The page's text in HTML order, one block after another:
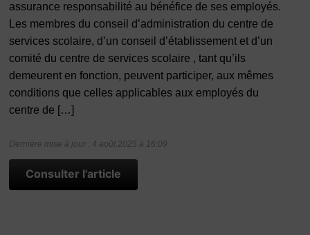
assurance responsabilité au bénéfice de ses employés.
Les membres du conseil d’administration du centre de
services scolaire, d’un conseil d’établissement et d’un
comité du centre de services scolaire , tant qu’ils
demeurent en fonction, peuvent participer, aux mêmes
conditions que celles applicables aux employés du
centre de […]
Dernière mise à jour : 4 août 2025 à 16:09
Consulter l'article